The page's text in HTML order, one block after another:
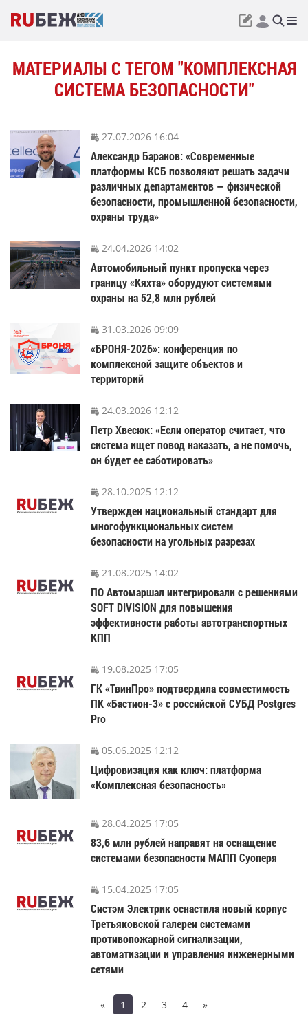
МАТЕРИАЛЫ С ТЕГОМ "КОМПЛЕКСНАЯ
СИСТЕМА БЕЗОПАСНОСТИ"
27.07.2026 16:04
Александр Баранов: «Современные
платформы КСБ позволяют решать задачи
различных департаментов — физической
безопасности, промышленной безопасности,
охраны труда»
24.04.2026 14:02
Автомобильный пункт пропуска через
границу «Кяхта» оборудуют системами
охраны на 52,8 млн рублей
31.03.2026 09:09
«БРОНЯ-2026»: конференция по
комплексной защите объектов и
территорий
24.03.2026 12:12
Петр Хвесюк: «Если оператор считает, что
система ищет повод наказать, а не помочь,
он будет ее саботировать»
28.10.2025 12:12
Утвержден национальный стандарт для
многофункциональных систем
безопасности на угольных разрезах
21.08.2025 14:02
ПО Автомаршал интегрировали с решениями
SOFT DIVISION для повышения
эффективности работы автотранспортных
КПП
19.08.2025 17:05
ГК «ТвинПро» подтвердила совместимость
ПК «Бастион-3» с российской СУБД Postgres
Pro
05.06.2025 12:12
Цифровизация как ключ: платформа
«Комплексная безопасность»
28.04.2025 17:05
83,6 млн рублей направят на оснащение
системами безопасности МАПП Суоперя
15.04.2025 17:05
Систэм Электрик оснастила новый корпус
Третьяковской галереи системами
противопожарной сигнализации,
автоматизации и управления инженерными
сетями
« 1 2 3 4 »